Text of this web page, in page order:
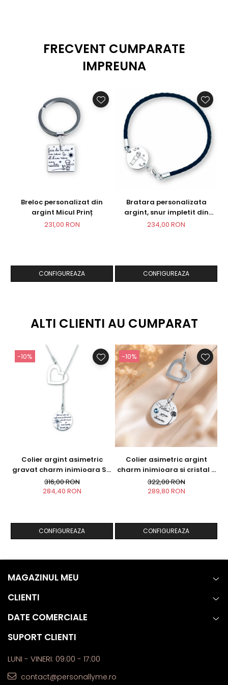
MATERIAL: Argint 925
DIMENSIUNE PANDANTIV: 20mm
DIMENSIUNE LANT: 40 sau 45cm
FRECVENT CUMPARATE
IMPREUNA
Breloc personalizat din
argint Micul Prinț
231,00 RON
CONFIGUREAZA
Bratara personalizata
argint, snur impletit din
piele Micul Print
234,00 RON
CONFIGUREAZA
ALTI CLIENTI AU CUMPARAT
-10%
Colier argint asimetric
gravat charm inimioara Sa
nu uiti...
316,00 RON
284,40 RON
CONFIGUREAZA
-10%
Colier asimetric argint
charm inimioara si cristal -
Follow your Dreams
322,00 RON
289,80 RON
CONFIGUREAZA
MAGAZINUL MEU
CLIENTI
DATE COMERCIALE
SUPORT CLIENTI
LUNI - VINERI: 09:00 - 17:00
contact@personallyme.ro